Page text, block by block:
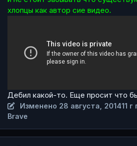
хлопцы как автор сие видео.
Дебил какой-то. Еще просит что
Изменено 28 августа, 201411 г
Brave